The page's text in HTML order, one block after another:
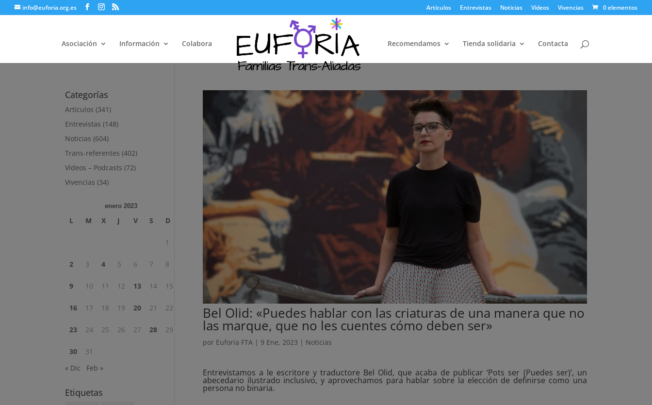
info@euforia.org.es Artículos Entrevistas Noticias Vídeos Vivencias 0 elementos
Asociación Información Colabora Recomendamos Tienda solidaria Contacta
Bel Olid: «Puedes hablar con las criaturas de una manera que no
las marque, que no les cuentes cómo deben ser»
por Euforia FTA | 9 Ene, 2023 | Noticias
Entrevistamos a le escritore y traductore Bel Olid, que acaba de publicar ‘Pots ser (Puedes ser)’, un
abecedario ilustrado inclusivo, y aprovechamos para hablar sobre la elección de definirse como una
persona no binaria.
Categorías
Artículos (341)
Entrevistas (148)
Noticias (604)
Trans-referentes (402)
Vídeos – Podcasts (72)
Vivencias (34)
enero 2023
L M X J V S D
1
2 3 4 5 6 7 8
9 10 11 12 13 14 15
16 17 18 19 20 21 22
23 24 25 26 27 28 29
30
31
« Dic
Feb »
Etiquetas